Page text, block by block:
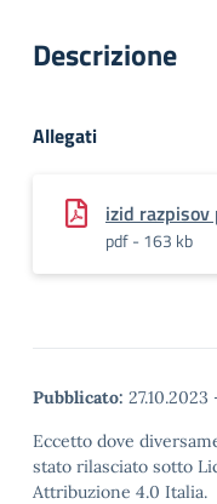
Descrizione
Allegati
izid
pdf - 163 kb
Pubblicato: 27.10.2023
Eccetto dove
stato rilasciato sotto
Attribuzione 4.0 Italia.